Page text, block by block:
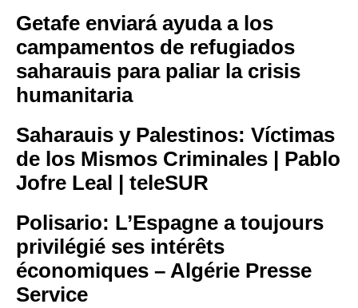
Getafe enviará ayuda a los
campamentos de refugiados
saharauis para paliar la crisis
humanitaria
Saharauis y Palestinos: Víctimas
de los Mismos Criminales | Pablo
Jofre Leal | teleSUR
Polisario: L’Espagne a toujours
privilégié ses intérêts
économiques – Algérie Presse
Service